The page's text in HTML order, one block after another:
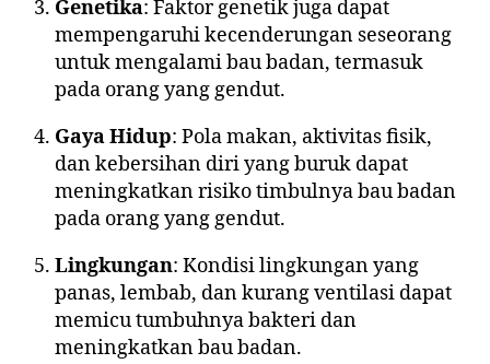
Genetika: Faktor genetik juga dapat
mempengaruhi kecenderungan seseorang
untuk mengalami bau badan, termasuk
pada orang yang gendut.
Gaya Hidup: Pola makan, aktivitas fisik,
dan kebersihan diri yang buruk dapat
meningkatkan risiko timbulnya bau badan
pada orang yang gendut.
Lingkungan: Kondisi lingkungan yang
panas, lembab, dan kurang ventilasi dapat
memicu tumbuhnya bakteri dan
meningkatkan bau badan.